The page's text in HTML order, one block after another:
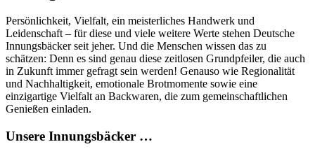
Persönlichkeit, Vielfalt, ein meisterliches Handwerk und
Leidenschaft – für diese und viele weitere Werte stehen Deutsche
Innungsbäcker seit jeher. Und die Menschen wissen das zu
schätzen: Denn es sind genau diese zeitlosen Grundpfeiler, die auch
in Zukunft immer gefragt sein werden! Genauso wie Regionalität
und Nachhaltigkeit, emotionale Brotmomente sowie eine
einzigartige Vielfalt an Backwaren, die zum gemeinschaftlichen
Genießen einladen.
Unsere Innungsbäcker …